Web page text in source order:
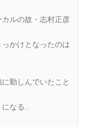
ルの故・志村正彦
かけとなったのは
勤しんでいたこと
なる…